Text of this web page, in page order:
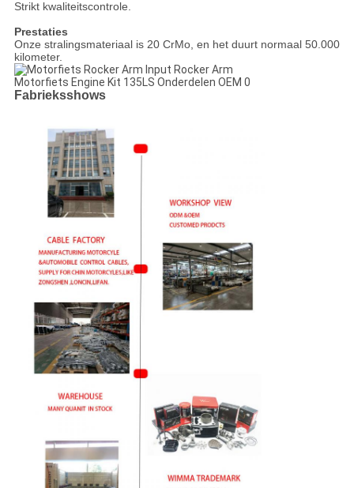
Strikt kwaliteitscontrole.
Prestaties
Onze stralingsmateriaal is 20 CrMo, en het duurt normaal 50.000
kilometer.
Fabrieksshows